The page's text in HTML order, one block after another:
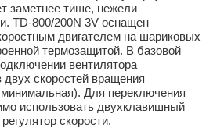
заметнее тише, нежели
TD-800/200N 3V оснащен
двигателем на шариковых
термозащитой. В базовой
вентилятора
скоростей вращения
Для переключения
использовать двухклавишный
скорости.